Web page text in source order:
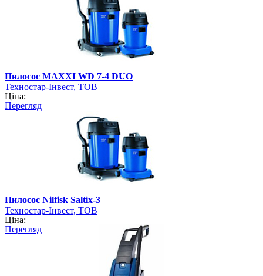
Пилосос MAXXI WD 7-4 DUO
Техностар-Інвест, ТОВ
Ціна:
Перегляд
Пилосос Nilfisk Saltix-3
Техностар-Інвест, ТОВ
Ціна:
Перегляд